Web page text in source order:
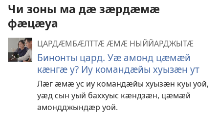
Чи зоны ма дӕ зӕрдӕмӕ
фӕцӕуа
ЦАРДӔМБӔЛТТӔ ӔМӔ НЫЙЙАРДЖЫТӔ
Бинонты цард. Уӕ амонд цӕмӕй
кӕнгӕ у? Иу командӕйы хуызӕн ут
Лӕг ӕмӕ ус иу командӕйы хуызӕн куы уой,
уӕд сын уый баххуыс кӕндзӕн, цӕмӕй
амондджындӕр уой.